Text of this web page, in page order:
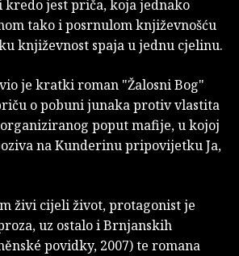
jest priča, koja jednako
tako i posrnulom književnošću
književnost spaja u jednu cjelinu.
je kratki roman "Žalosni Bog"
o pobuni junaka protiv vlastita
poput mafije, u kojoj
na Kunderinu pripovijetku Ja,
živi cijeli život, protagonist je
uz ostalo i Brnjanskih
povidky, 2007) te romana